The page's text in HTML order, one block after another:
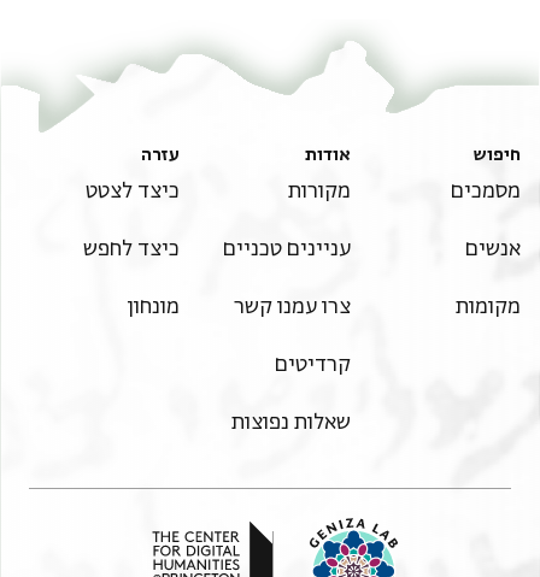
חיפוש
מסמכים
אנשים
מקומות
אודות
מקורות
עניינים טכניים
צרו עמנו קשר
קרדיטים
שאלות נפוצות
עזרה
כיצד לצטט
כיצד לחפש
מונחון